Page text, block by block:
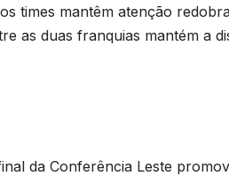
times mantêm atenção
as duas franquias mantém a
da Conferência Leste